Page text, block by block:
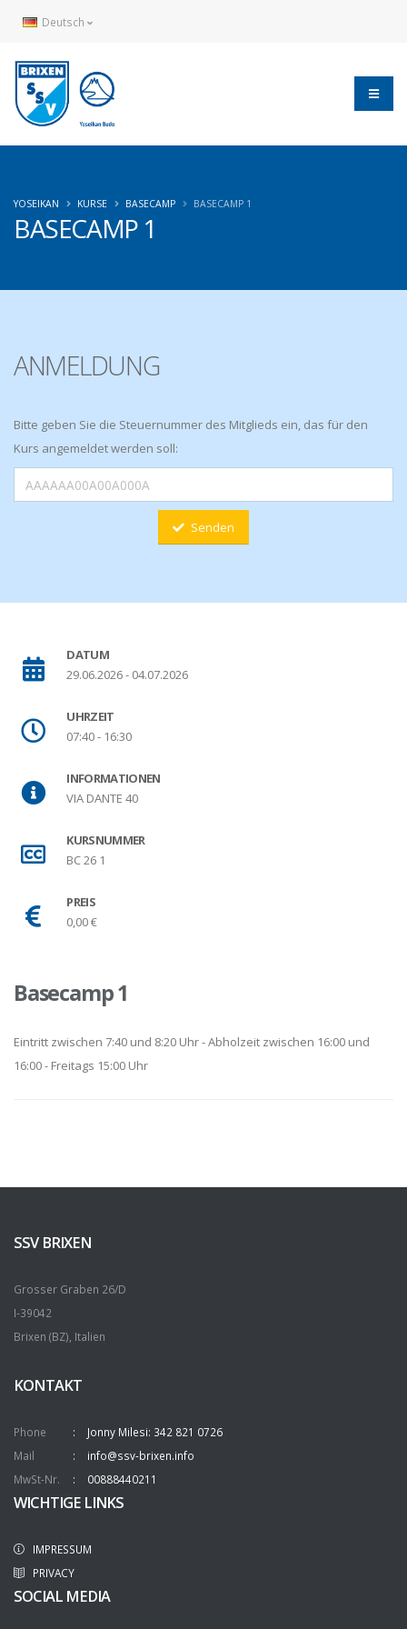
Deutsch
BASECAMP 1
YOSEIKAN KURSE BASECAMP BASECAMP 1
ANMELDUNG
Bitte geben Sie die Steuernummer des Mitglieds ein, das für den
Kurs angemeldet werden soll:
Senden
DATUM
29.06.2026 - 04.07.2026
UHRZEIT
07:40 - 16:30
INFORMATIONEN
VIA DANTE 40
KURSNUMMER
BC 26 1
PREIS
0,00 €
Basecamp 1
Eintritt zwischen 7:40 und 8:20 Uhr - Abholzeit zwischen 16:00 und
16:00 - Freitags 15:00 Uhr
SSV BRIXEN
Grosser Graben 26/D
I-39042
Brixen (BZ), Italien
KONTAKT
Phone
Jonny Milesi: 342 821 0726
Mail
info@ssv-brixen.info
MwSt-Nr.
00888440211
WICHTIGE LINKS
IMPRESSUM
PRIVACY
SOCIAL MEDIA